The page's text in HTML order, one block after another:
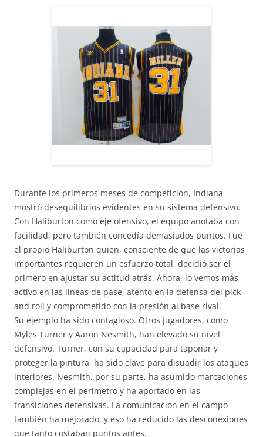
Durante los primeros meses de competición, Indiana
mostró desequilibrios evidentes en su sistema defensivo.
Con Haliburton como eje ofensivo, el equipo anotaba con
facilidad, pero también concedía demasiados puntos. Fue
el propio Haliburton quien, consciente de que las victorias
importantes requieren un esfuerzo total, decidió ser el
primero en ajustar su actitud atrás. Ahora, lo vemos más
activo en las líneas de pase, atento en la defensa del pick
and roll y comprometido con la presión al base rival.
Su ejemplo ha sido contagioso. Otros jugadores, como
Myles Turner y Aaron Nesmith, han elevado su nivel
defensivo. Turner, con su capacidad para taponar y
proteger la pintura, ha sido clave para disuadir los ataques
interiores. Nesmith, por su parte, ha asumido marcaciones
complejas en el perímetro y ha aportado en las
transiciones defensivas. La comunicación en el campo
también ha mejorado, y eso ha reducido las desconexiones
que tanto costaban puntos antes.